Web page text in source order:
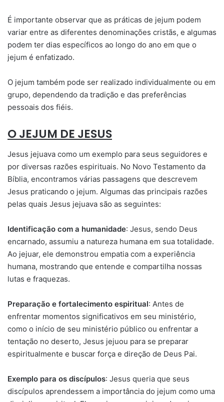
É importante observar que as práticas de jejum podem
variar entre as diferentes denominações cristãs, e algumas
podem ter dias específicos ao longo do ano em que o
jejum é enfatizado.
O jejum também pode ser realizado individualmente ou em
grupo, dependendo da tradição e das preferências
pessoais dos fiéis.
O JEJUM DE JESUS
Jesus jejuava como um exemplo para seus seguidores e
por diversas razões espirituais. No Novo Testamento da
Bíblia, encontramos várias passagens que descrevem
Jesus praticando o jejum. Algumas das principais razões
pelas quais Jesus jejuava são as seguintes:
Identificação com a humanidade: Jesus, sendo Deus
encarnado, assumiu a natureza humana em sua totalidade.
Ao jejuar, ele demonstrou empatia com a experiência
humana, mostrando que entende e compartilha nossas
lutas e fraquezas.
Preparação e fortalecimento espiritual: Antes de
enfrentar momentos significativos em seu ministério,
como o início de seu ministério público ou enfrentar a
tentação no deserto, Jesus jejuou para se preparar
espiritualmente e buscar força e direção de Deus Pai.
Exemplo para os discípulos: Jesus queria que seus
discípulos aprendessem a importância do jejum como uma